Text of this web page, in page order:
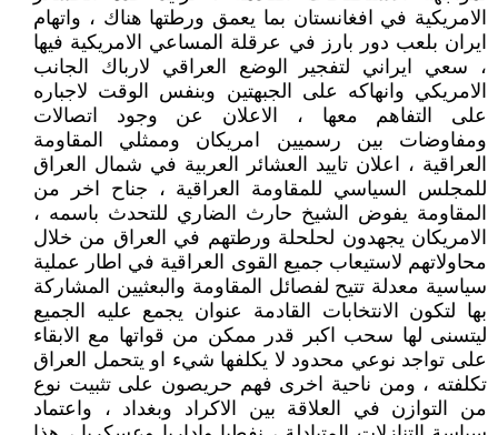
الامريكية في افغانستان بما يعمق ورطتها هناك ، واتهام
ايران بلعب دور بارز في عرقلة المساعي الامريكية فيها
، سعي ايراني لتفجير الوضع العراقي لارباك الجانب
الامريكي وانهاكه على الجبهتين وبنفس الوقت لاجباره
على التفاهم معها ، الاعلان عن وجود اتصالات
ومفاوضات بين رسميين امريكان وممثلي المقاومة
العراقية ، اعلان تاييد العشائر العربية في شمال العراق
للمجلس السياسي للمقاومة العراقية ، جناح اخر من
المقاومة يفوض الشيخ حارث الضاري للتحدث باسمه ،
الامريكان يجهدون لحلحلة ورطتهم في العراق من خلال
محاولاتهم لاستيعاب جميع القوى العراقية في اطار عملية
سياسية معدلة تتيح لفصائل المقاومة والبعثيين المشاركة
بها لتكون الانتخابات القادمة عنوان يجمع عليه الجميع
ليتسنى لها سحب اكبر قدر ممكن من قواتها مع الابقاء
على تواجد نوعي محدود لا يكلفها شيء او يتحمل العراق
تكلفته ، ومن ناحية اخرى فهم حريصون على تثبيت نوع
من التوازن في العلاقة بين الاكراد وبغداد ، واعتماد